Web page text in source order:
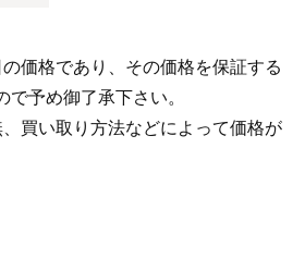
価格であり、その価格を保証する
で予め御了承下さい。
買い取り方法などによって価格が